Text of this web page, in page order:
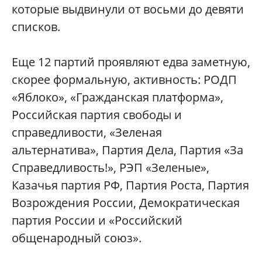
которые выдвинули от восьми до девяти
списков.
Еще 12 партий проявляют едва заметную,
скорее формальную, активность: РОДП
«Яблоко», «Гражданская платформа»,
Российская партия свободы и
справедливости, «Зеленая
альтернатива», Партия Дела, Партия «За
Справедливость!», РЭП «Зеленые»,
Казачья партия РФ, Партия Роста, Партия
Возрождения России, Демократическая
партия России и «Российский
общенародный союз».